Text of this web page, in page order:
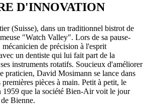
D'INNOVATION
(Suisse), dans un traditionnel bistrot de
"Watch Valley". Lors de sa pause-
de précision à l'esprit
un dentiste qui lui fait part de la
instruments rotatifs. Soucieux d'améliorer
praticien, David Mosimann se lance dans
pièces à main. Petit à petit, le
1959 que la société Bien-Air voit le jour
Bienne.